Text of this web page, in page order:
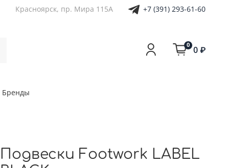
Красноярск, пр. Мира 115А +7 (391) 293-61-60
0 0 ₽
Бренды
Подвески Footwork LABEL